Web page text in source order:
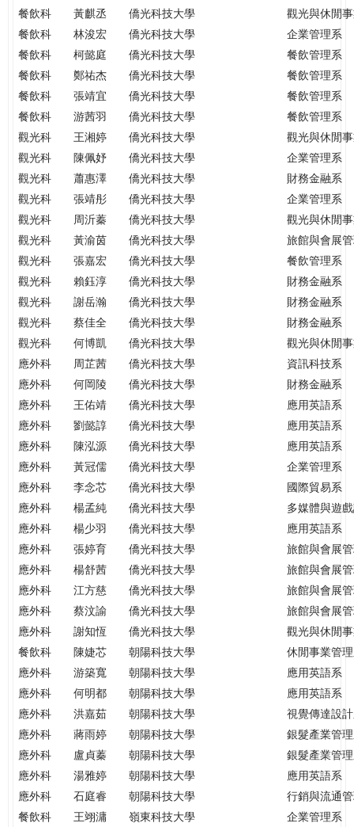
餐飲科
黃麒丞 僑光科技大學
觀光與休閒
餐飲科
林浚宏 僑光科技大學
企業管理系
餐飲科
柯懿庭 僑光科技大學
餐飲管理系
餐飲科
鄭祐杰 僑光科技大學
餐飲管理系
餐飲科
張靖宜 僑光科技大學
餐飲管理系
餐飲科
游茜羽 僑光科技大學
餐飲管理系
觀光科
王湘婷 僑光科技大學
觀光與休閒
觀光科
陳佩妤 僑光科技大學
企業管理系
觀光科
蕭惠澤 僑光科技大學
財務金融系
觀光科
張靖彤 僑光科技大學
企業管理系
觀光科
周沂蓁 僑光科技大學
觀光與休閒
觀光科
黃渝茵 僑光科技大學
旅館與會展
觀光科
張嘉宏 僑光科技大學
餐飲管理系
觀光科
賴鈺淳 僑光科技大學
財務金融系
觀光科
謝岳瀚 僑光科技大學
財務金融系
觀光科
蔡佳全 僑光科技大學
財務金融系
觀光科
何博凱 僑光科技大學
觀光與休閒
應外科
周芷茜 僑光科技大學
資訊科技系
應外科
何岡陵 僑光科技大學
財務金融系
應外科
王佑靖 僑光科技大學
應用英語系
應外科
劉懿諄 僑光科技大學
應用英語系
應外科
陳泓源 僑光科技大學
應用英語系
應外科
黃冠儒 僑光科技大學
企業管理系
應外科
李念芯 僑光科技大學
國際貿易系
應外科
楊孟純 僑光科技大學
多媒體與遊
應外科
楊少羽 僑光科技大學
應用英語系
應外科
張婷育 僑光科技大學
旅館與會展
應外科
楊舒茜 僑光科技大學
旅館與會展
應外科
江方慈 僑光科技大學
旅館與會展
應外科
蔡汶諭 僑光科技大學
旅館與會展
應外科
謝知恆 僑光科技大學
觀光與休閒
餐飲科
陳婕芯 朝陽科技大學
休閒事業管
應外科
游築寬 朝陽科技大學
應用英語系
應外科
何明都 朝陽科技大學
應用英語系
應外科
洪嘉茹 朝陽科技大學
視覺傳達設
應外科
蔣雨婷 朝陽科技大學
銀髮產業管
應外科
盧貞蓁 朝陽科技大學
銀髮產業管
應外科
湯雅婷 朝陽科技大學
應用英語系
應外科
石庭睿 朝陽科技大學
行銷與流通
餐飲科
王翊滽 嶺東科技大學 企業管理系